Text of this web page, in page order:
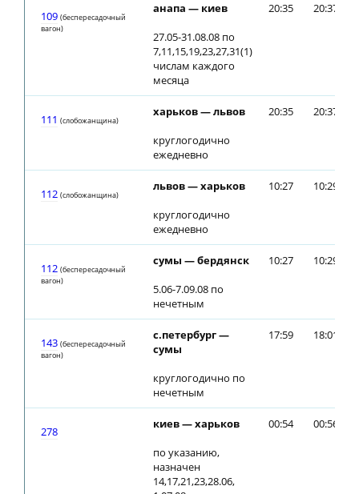
109 (беспересадочный
вагон)
анапа — киев
27.05-31.08.08 по
7,11,15,19,23,27,31(1)
числам каждого
месяца
20:35 20:37
111 (слобожанщина)
харьков — львов
круглогодично
ежедневно
20:35 20:37
112 (слобожанщина)
львов — харьков
круглогодично
ежедневно
10:27 10:29
112 (беспересадочный
вагон)
сумы — бердянск
5.06-7.09.08 по
нечетным
10:27 10:29
143 (беспересадочный
вагон)
с.петербург —
сумы
круглогодично по
нечетным
17:59 18:01
278
киев — харьков
по указанию,
назначен
14,17,21,23,28.06,
00:54 00:56